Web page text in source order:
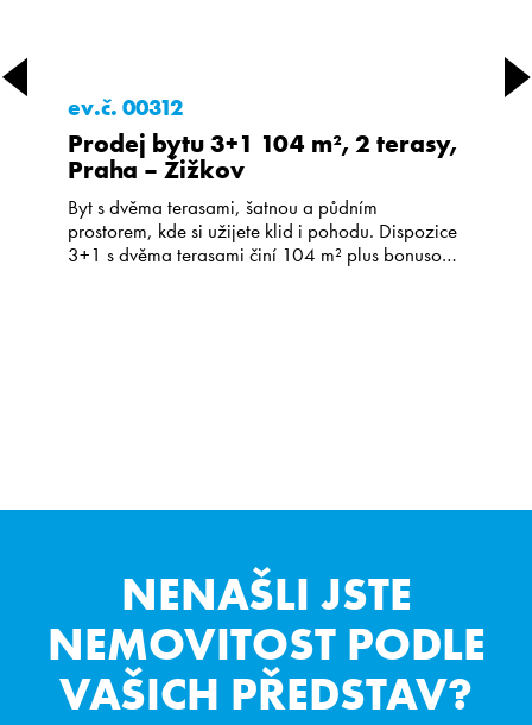
ev.č. 00312
Prodej bytu 3+1 104 m², 2 terasy,
Praha – Žižkov
Byt s dvěma terasami, šatnou a půdním
prostorem, kde si užijete klid i pohodu. Dispozice
3+1 s dvěma terasami činí 104 m² plus bonusový
NENAŠLI JSTE
NEMOVITOST PODLE
VAŠICH PŘEDSTAV?